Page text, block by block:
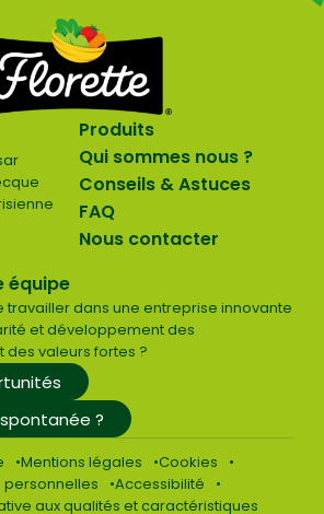
Produits
Qui sommes nous ?
Conseils & Astuces
FAQ
Nous contacter
équipe
travailler dans une entreprise innovante
et développement des
valeurs fortes ?
?
Mentions légales
Cookies
personnelles
Accessibilité
aux qualités et caractéristiques